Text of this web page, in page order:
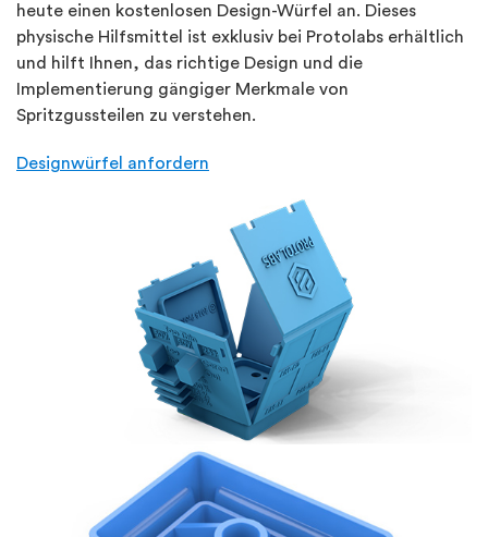
heute einen kostenlosen Design-Würfel an. Dieses
physische Hilfsmittel ist exklusiv bei Protolabs erhältlich
und hilft Ihnen, das richtige Design und die
Implementierung gängiger Merkmale von
Spritzgussteilen zu verstehen.
Designwürfel anfordern